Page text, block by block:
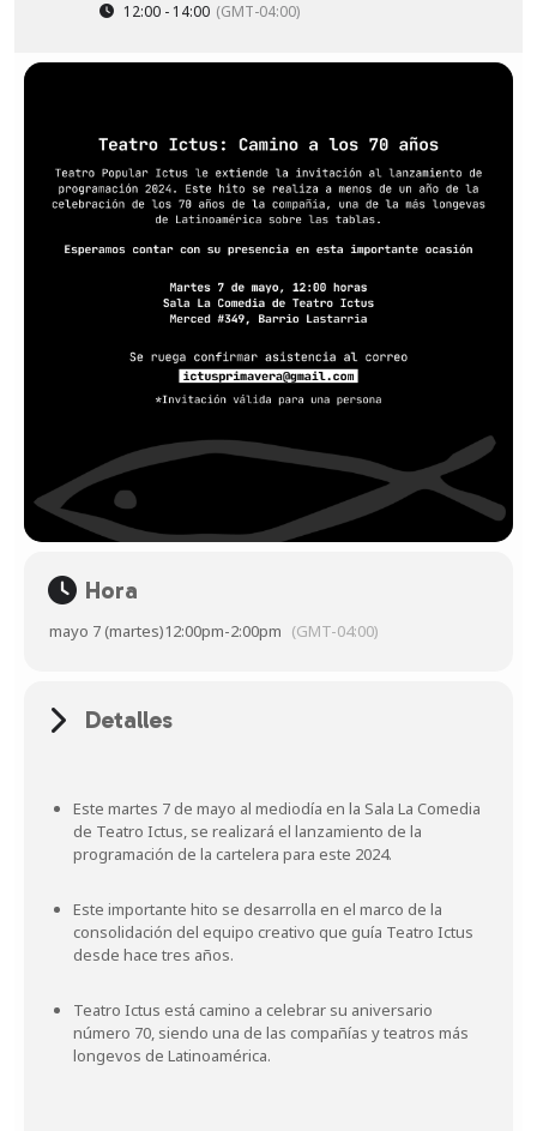
12:00 - 14:00 (GMT-04:00)
Hora
mayo 7 (martes)12:00pm-2:00pm (GMT-04:00)
Detalles
Este martes 7 de mayo al mediodía en la Sala La Comedia
de Teatro Ictus, se realizará el lanzamiento de la
programación de la cartelera para este 2024.
Este importante hito se desarrolla en el marco de la
consolidación del equipo creativo que guía Teatro Ictus
desde hace tres años.
Teatro Ictus está camino a celebrar su aniversario
número 70, siendo una de las compañías y teatros más
longevos de Latinoamérica.